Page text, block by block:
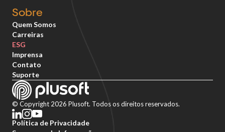
Sobre
Quem Somos
Carreiras
ESG
Imprensa
Contato
Suporte
© Copyright 2026 Plusoft. Todos os direitos reservados.
Política de Privacidade